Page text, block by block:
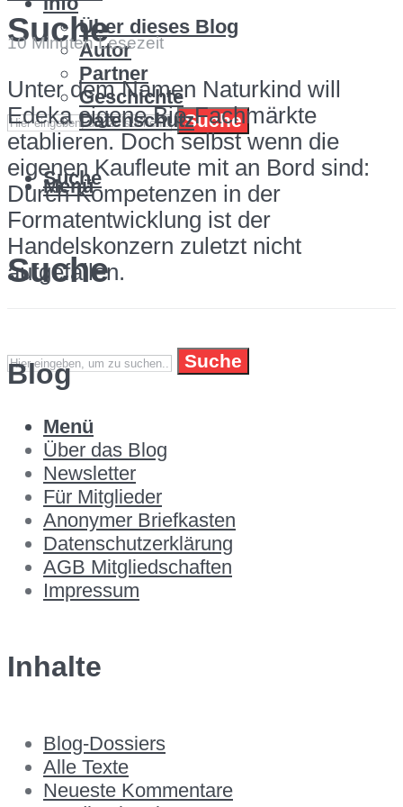
Suche
Suche
Menü
Über dieses Blog
Autor
Partner
Geschichte
Datenschutz
Suche
Suche
Suche
Menü
10 Minuten Lesezeit
Unter dem Namen Naturkind will
Edeka eigene Bio-Fachmärkte
etablieren. Doch selbst wenn die
eigenen Kaufleute mit an Bord sind:
Durch Kompetenzen in der
Formatentwicklung ist der
Handelskonzern zuletzt nicht
aufgefallen.
Blog
Über das Blog
Newsletter
Für Mitglieder
Anonymer Briefkasten
Datenschutzerklärung
AGB Mitgliedschaften
Impressum
Inhalte
Blog-Dossiers
Alle Texte
Neueste Kommentare